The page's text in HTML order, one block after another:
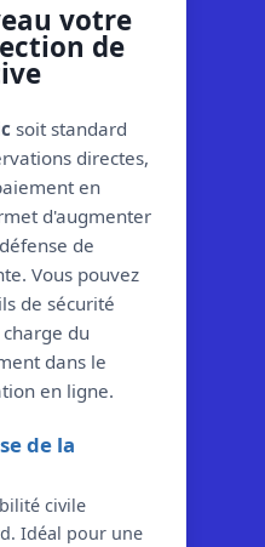
votre
de
soit standard
directes,
en
d'augmenter
de
Vous pouvez
de sécurité
du
dans le
en ligne.
de la
civile
Idéal pour une